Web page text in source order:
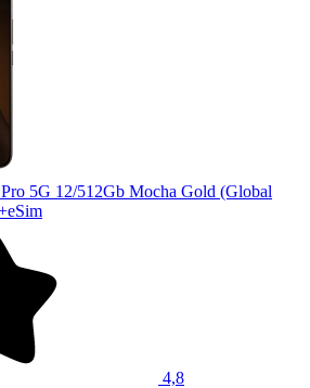
5G 12/512Gb Mocha Gold (Global
4,8